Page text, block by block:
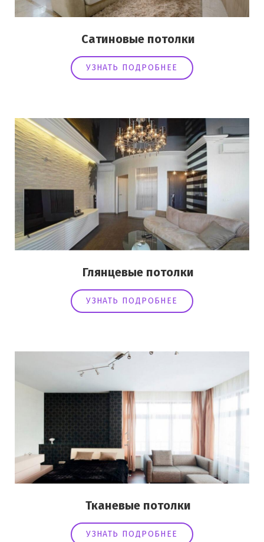
Сатиновые потолки
УЗНАТЬ ПОДРОБНЕЕ
Глянцевые потолки
УЗНАТЬ ПОДРОБНЕЕ
Тканевые потолки
УЗНАТЬ ПОДРОБНЕЕ